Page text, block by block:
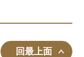
回最上面